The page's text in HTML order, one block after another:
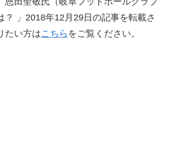
」2018年12月29日の記事を転載さ
たい方はこちら をご覧ください。